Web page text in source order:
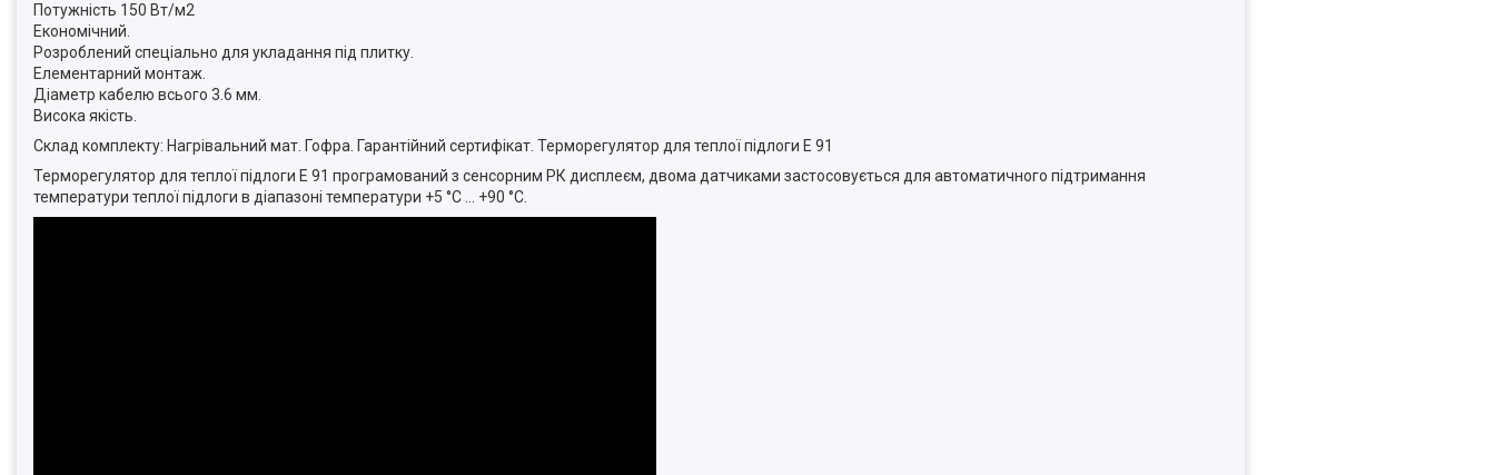
Потужність 150 Вт/м2
Економічний.
Розроблений спеціально для укладання під плитку.
Елементарний монтаж.
Діаметр кабелю всього 3.6 мм.
Висока якість.
Склад комплекту: Нагрівальний мат. Гофра. Гарантійний сертифікат. Терморегулятор для теплої підлоги E 91
Терморегулятор для теплої підлоги Е 91 програмований з сенсорним РК дисплеєм, двома датчиками застосовується для автоматичного підтримання
температури теплої підлоги в діапазоні температури +5 °С ... +90 °С.